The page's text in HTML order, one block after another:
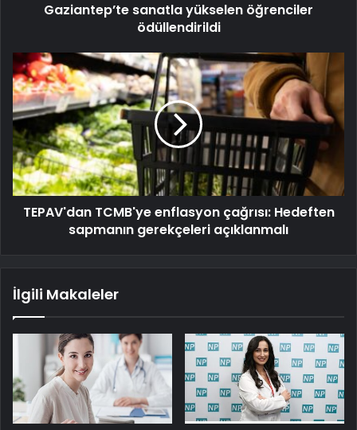
Gaziantep’te sanatla yükselen öğrenciler
ödüllendirildi
TEPAV'dan TCMB'ye enflasyon çağrısı: Hedeften
sapmanın gerekçeleri açıklanmalı
İlgili Makaleler